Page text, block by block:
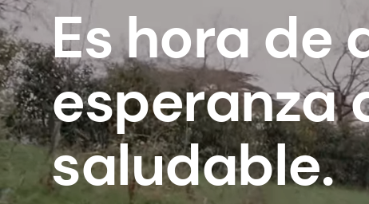
Es hora de
esperanza
saludable.